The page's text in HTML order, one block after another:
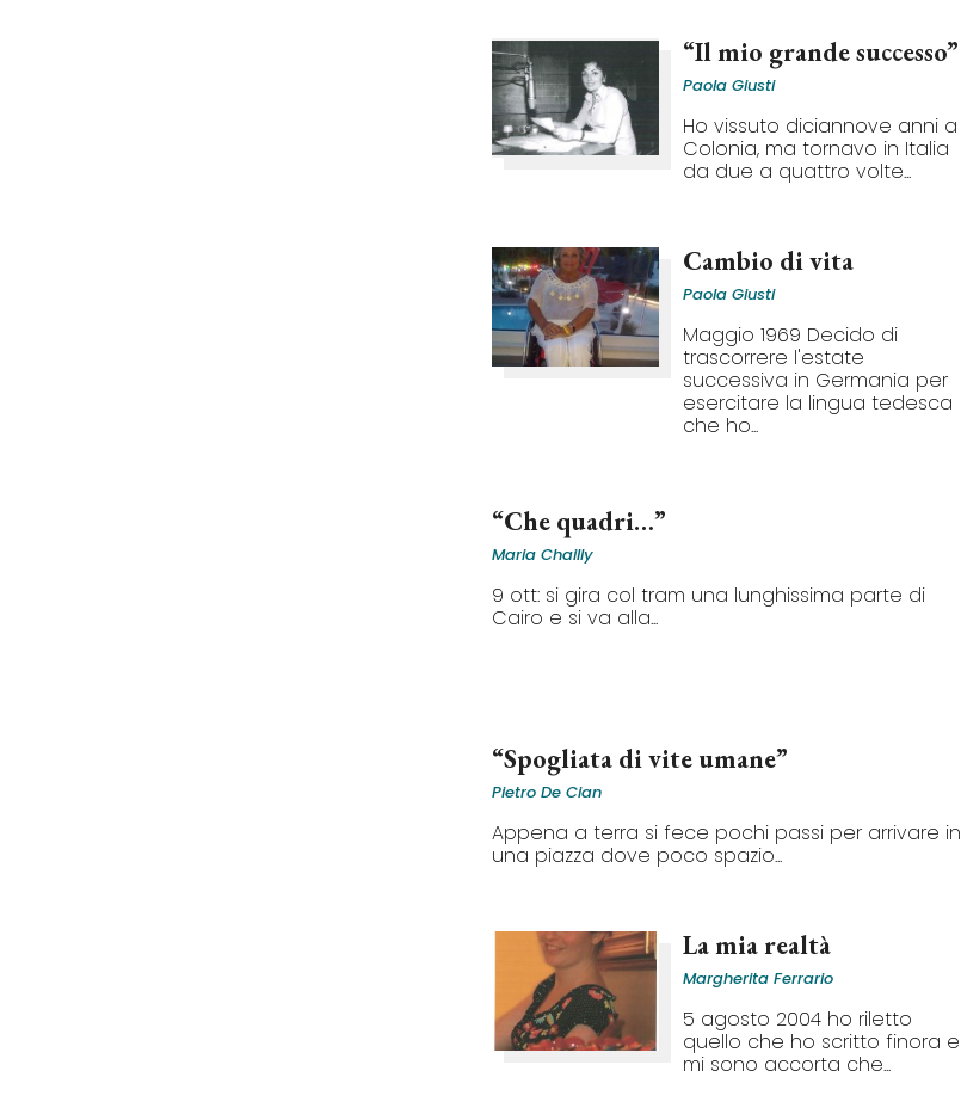
“Il mio grande successo”
Paola Giusti
Ho vissuto diciannove anni a
Colonia, ma tornavo in Italia
da due a quattro volte...
Cambio di vita
Paola Giusti
Maggio 1969 Decido di
trascorrere l'estate
successiva in Germania per
esercitare la lingua tedesca
che ho...
“Che quadri…”
Maria Chailly
9 ott: si gira col tram una lunghissima parte di
Cairo e si va alla...
“Spogliata di vite umane”
Pietro De Cian
Appena a terra si fece pochi passi per arrivare in
una piazza dove poco spazio...
La mia realtà
Margherita Ferrario
5 agosto 2004 ho riletto
quello che ho scritto finora e
mi sono accorta che...